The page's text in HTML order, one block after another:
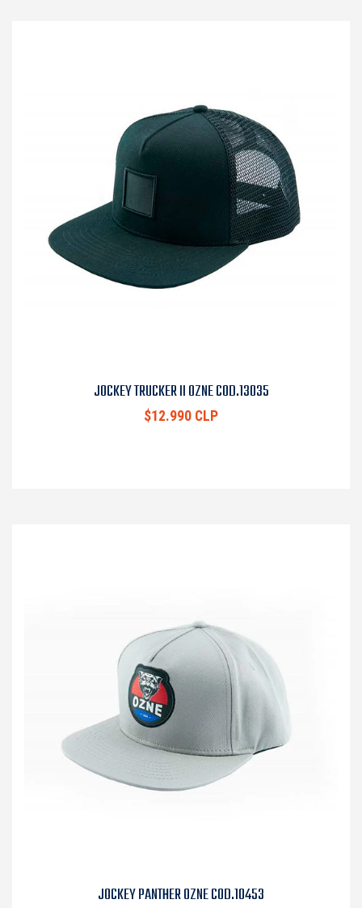
JOCKEY TRUCKER II OZNE COD.13035
$12.990 CLP
JOCKEY PANTHER OZNE COD.10453